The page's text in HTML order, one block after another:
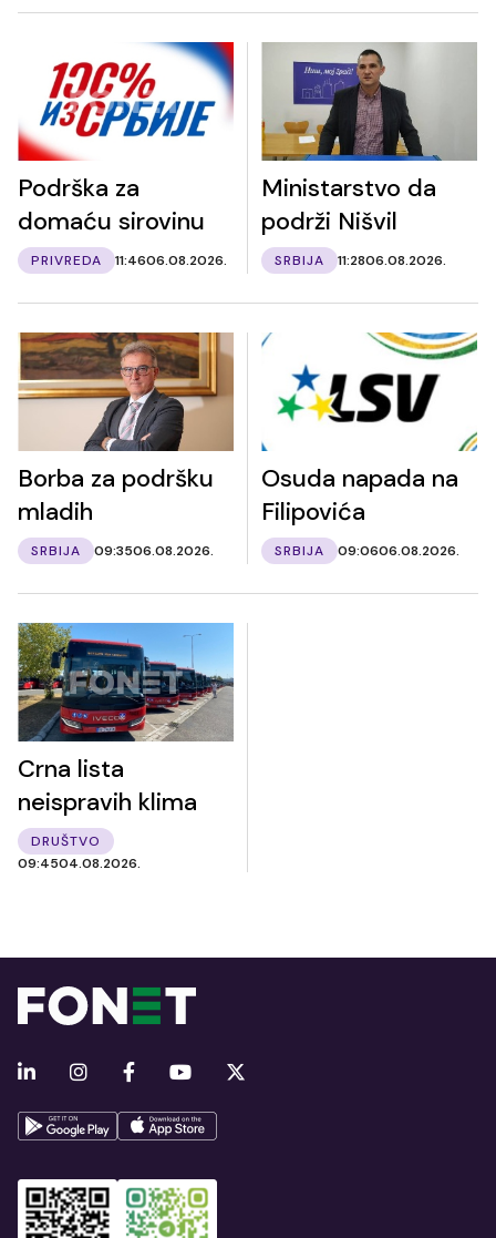
Podrška za
domaću sirovinu
PRIVREDA 11:4606.08.2026.
Ministarstvo da
podrži Nišvil
SRBIJA 11:2806.08.2026.
Borba za podršku
mladih
SRBIJA 09:3506.08.2026.
Osuda napada na
Filipovića
SRBIJA 09:0606.08.2026.
Crna lista
neispravih klima
DRUŠTVO
09:4504.08.2026.